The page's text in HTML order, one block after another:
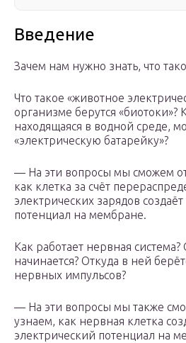
Введение
Зачем нам нужно знать, что
Что такое «животное
организме берутся «биотоки»?
находящаяся в водной среде,
«электрическую батарейку»?
— На эти вопросы мы сможем
как клетка за счёт
электрических зарядов
потенциал на мембране.
Как работает нервная система?
начинается? Откуда в ней
нервных импульсов?
— На эти вопросы мы также
узнаем, как нервная клетка
электрический потенциал на